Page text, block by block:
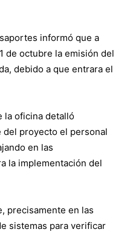
informó que a
de octubre la emisión del
debido a que entrara el
la oficina detalló
del proyecto el personal
en las
la implementación del
precisamente en las
sistemas para verificar